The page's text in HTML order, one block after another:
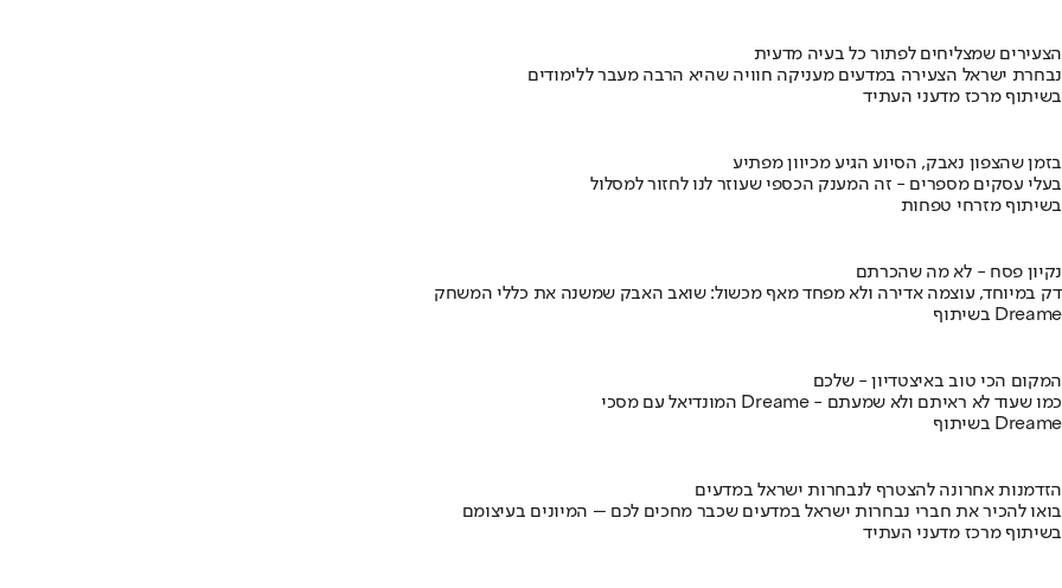
הצעירים שמצליחים לפתור כל בעיה מדעית
נבחרת ישראל הצעירה במדעים מעניקה חוויה שהיא הרבה מעבר ללימודים
בשיתוף מרכז מדעני העתיד
בזמן שהצפון נאבק, הסיוע הגיע מכיוון מפתיע
בעלי עסקים מספרים - זה המענק הכספי שעוזר לנו לחזור למסלול
בשיתוף מזרחי טפחות
נקיון פסח - לא מה שהכרתם
דק במיוחד, עוצמה אדירה ולא מפחד מאף מכשול: שואב האבק שמשנה את כללי המשחק
בשיתוף Dreame
המקום הכי טוב באיצטדיון - שלכם
המונדיאל עם מסכי Dreame - כמו שעוד לא ראיתם ולא שמעתם
בשיתוף Dreame
הזדמנות אחרונה להצטרף לנבחרות ישראל במדעים
בואו להכיר את חברי נבחרות ישראל במדעים שכבר מחכים לכם – המיונים בעיצומם
בשיתוף מרכז מדעני העתיד